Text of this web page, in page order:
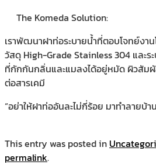
The Komeda Solution:
เราพัฒนาฝาท่อระบายน้ำที่ตอบโจทย์งาน
วัสดุ High-Grade Stainless 304 และ
ที่กักกันกลิ่นและแมลงได้อยู่หมัด ผิวสัมผั
ต่อสารเคมี
“อย่าให้ฝาท่ออันละไม่กี่ร้อย มาทำลายบ้
This entry was posted in
permalink.